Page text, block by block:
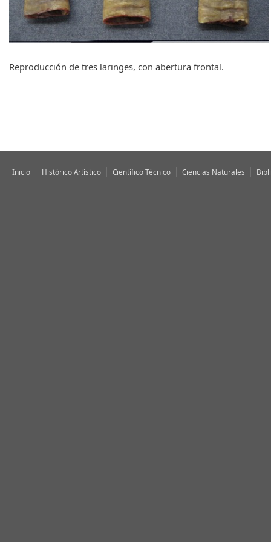
q
u
e
a
Reproducción de tres laringes, con abertura frontal.
Inicio Histórico Artístico Científico Técnico Ciencias Naturales